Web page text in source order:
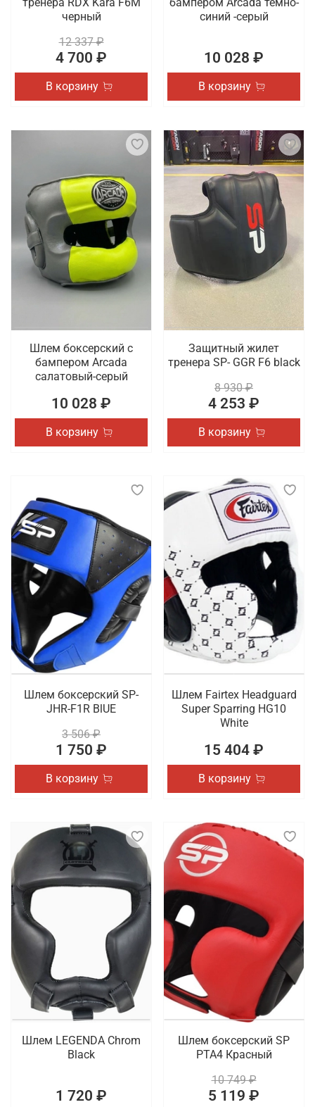
черный
12 337 ₽
4 700 ₽
В корзину
синий -серый
10 028 ₽
В корзину
Шлем боксерский с
бампером Arcada
салатовый-серый
10 028 ₽
В корзину
Защитный жилет
тренера SP- GGR F6 black
8 930 ₽
4 253 ₽
В корзину
Шлем боксерский SP-
JHR-F1R BlUE
3 506 ₽
1 750 ₽
В корзину
Шлем Fairtex Headguard
Super Sparring HG10
White
15 404 ₽
В корзину
Шлем LEGENDA Chrom
Black
1 720 ₽
Шлем боксерский SP
PTA4 Красный
10 749 ₽
5 119 ₽